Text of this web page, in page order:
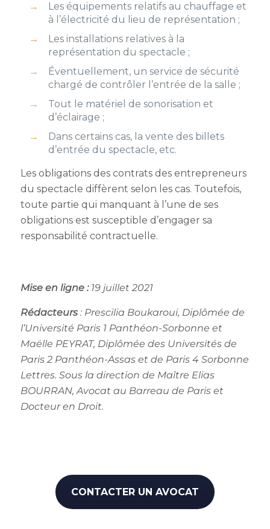
Les équipements relatifs au chauffage et
à l’électricité du lieu de représentation ;
Les installations relatives à la
représentation du spectacle ;
Éventuellement, un service de sécurité
chargé de contrôler l’entrée de la salle ;
Tout le matériel de sonorisation et
d’éclairage ;
Dans certains cas, la vente des billets
d’entrée du spectacle, etc.
Les obligations des contrats des entrepreneurs
du spectacl e diffèrent selon les cas. Toutefois,
toute partie qui manquant à l’une de ses
obligations est susceptible d’engager sa
responsabilité contractuelle.
Mise en ligne :19 juillet 2021
Rédacteurs : Prescilia Boukaroui, Diplômée de
l’Université Paris 1 Panthéon-Sorbonne et
Maëlle PEYRAT, Diplômée des Universités de
Paris 2 Panthéon-Assas et de Paris 4 Sorbonne
Lettres. Sous la direction de Maître Elias
BOURRAN, Avocat au Barreau de Paris et
Docteur en Droit.
CONTACTER UN AVOCAT